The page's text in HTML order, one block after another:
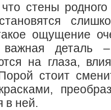
стены
ощущение
важная деталь
на глаза,
стоит
в ней.